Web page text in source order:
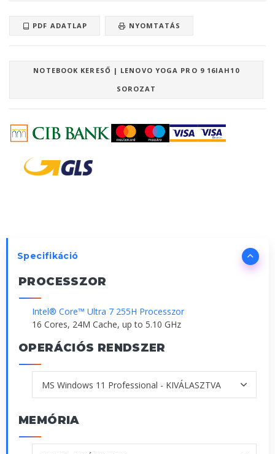
PDF ADATLAP NYOMTATÁS
NOTEBOOK KERESŐ | LENOVO YOGA PRO 9 16IAH10
SOROZAT
Specifikáció
PROCESSZOR
Intel® Core™ Ultra 7 255H Processzor
16 Cores, 24M Cache, up to 5.10 GHz
OPERÁCIÓS RENDSZER
MEMÓRIA